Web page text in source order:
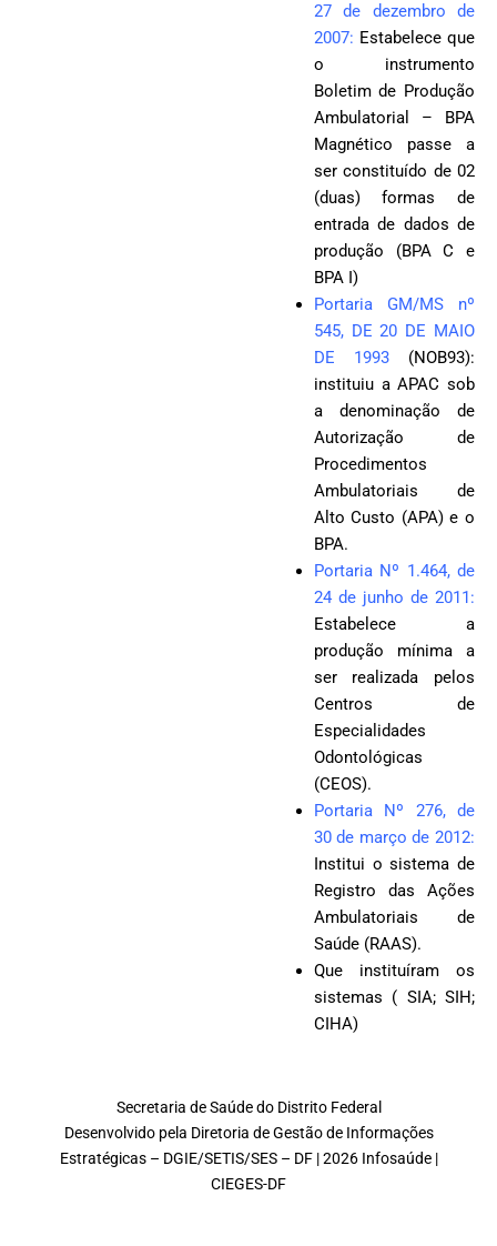
27 de dezembro de
2007: Estabelece que
o instrumento
Boletim de Produção
Ambulatorial – BPA
Magnético passe a
ser constituído de 02
(duas) formas de
entrada de dados de
produção (BPA C e
BPA I)
Portaria GM/MS nº
545, DE 20 DE MAIO
DE 1993(NOB93):
instituiu a APAC sob
a denominação de
Autorização de
Procedimentos
Ambulatoriais de
Alto Custo (APA) e o
BPA.
Portaria Nº 1.464, de
24 de junho de 2011:
Estabelece a
produção mínima a
ser realizada pelos
Centros de
Especialidades
Odontológicas
(CEOS).
Portaria Nº 276, de
30 de março de 2012:
Institui o sistema de
Registro das Ações
Ambulatoriais de
Saúde (RAAS).
Que instituíram os
sistemas ( SIA; SIH;
CIHA)
Secretaria de Saúde do Distrito Federal
Desenvolvido pela Diretoria de Gestão de Informações
Estratégicas – DGIE/SETIS/SES – DF | 2026 Infosaúde |
CIEGES-DF